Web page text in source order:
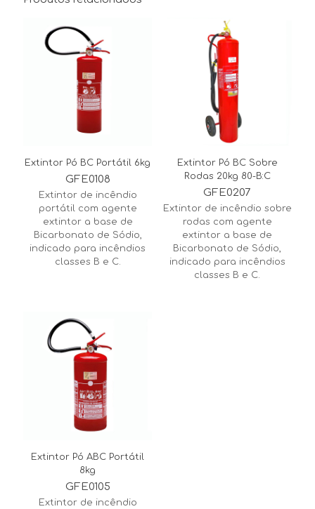
Extintor Pó BC Portátil 6kg
GFE0108
Extintor de incêndio
portátil com agente
extintor a base de
Bicarbonato de Sódio,
indicado para incêndios
classes B e C.
Extintor Pó BC Sobre
Rodas 20kg 80-B:C
GFE0207
Extintor de incêndio sobre
rodas com agente
extintor a base de
Bicarbonato de Sódio,
indicado para incêndios
classes B e C.
Extintor Pó ABC Portátil
8kg
GFE0105
Extintor de incêndio